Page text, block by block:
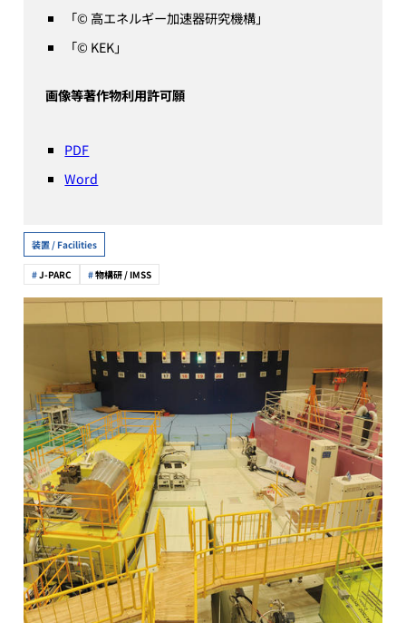
「© 高エネルギー加速器研究機構」
「© KEK」
画像等著作物利用許可願
PDF
Word
装置 / Facilities
J-PARC 物構研 / IMSS